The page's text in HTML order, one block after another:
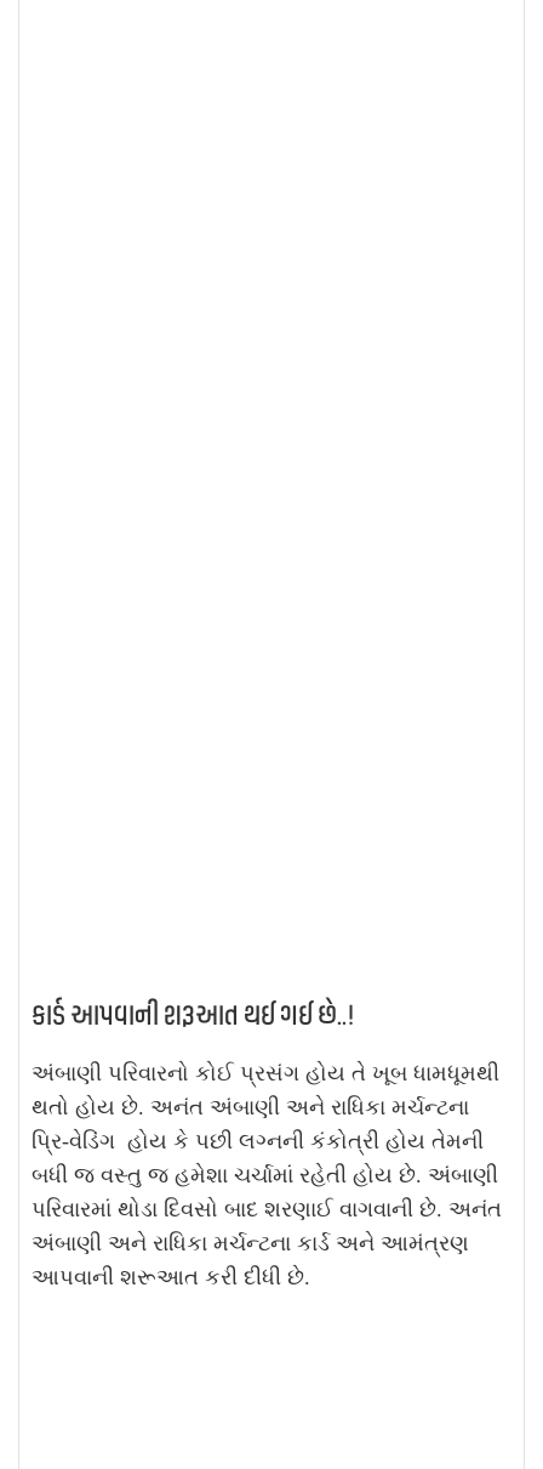
કાર્ડ આપવાની શરૂઆત થઈ ગઈ છે..!
અંબાણી પરિવારનો કોઈ પ્રસંગ હોય તે ખૂબ ધામધૂમથી
થતો હોય છે. અનંત અંબાણી અને રાધિકા મર્ચન્ટના
પ્રિ-વેડિંગ હોય કે પછી લગ્નની કંકોત્રી હોય તેમની
બધી જ વસ્તુ જ હમેશા ચર્ચામાં રહેતી હોય છે. અંબાણી
પરિવારમાં થોડા દિવસો બાદ શરણાઈ વાગવાની છે. અનંત
અંબાણી અને રાધિકા મર્ચન્ટના કાર્ડ અને આમંત્રણ
આપવાની શરૂઆત કરી દીધી છે.